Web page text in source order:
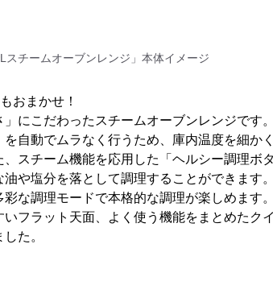
スチームオーブンレンジ」本体イメージ
おまかせ！
にこだわったスチームオーブンレンジです。
自動でムラなく行うため、庫内温度を細か
スチーム機能を応用した「ヘルシー調理ボ
や塩分を落として調理することができます。
彩な調理モードで本格的な調理が楽しめます
フラット天面、よく使う機能をまとめたク
た。